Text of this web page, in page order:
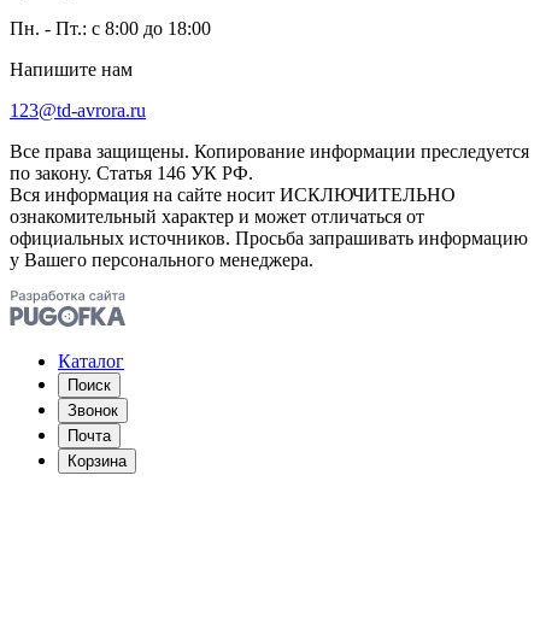
Пн. - Пт.: с 8:00 до 18:00
Напишите нам
123@td-avrora.ru
Все права защищены. Копирование информации преследуется
по закону. Статья 146 УК РФ.
Вся информация на сайте носит ИСКЛЮЧИТЕЛЬНО
ознакомительный характер и может отличаться от
официальных источников. Просьба запрашивать информацию
у Вашего персонального менеджера.
Каталог
Поиск
Звонок
Почта
Корзина